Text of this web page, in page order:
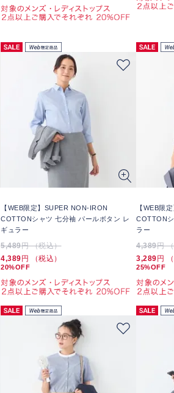
【WEB限定】SUPER NON-IRON
COTTONシャツ 七分袖 パールボタン レ
ギュラー
5,489円 （税込）
4,389 円 （税込）
20%OFF
【WEB限
COTTON
ラー
4,389円
3,289 円
25%OFF